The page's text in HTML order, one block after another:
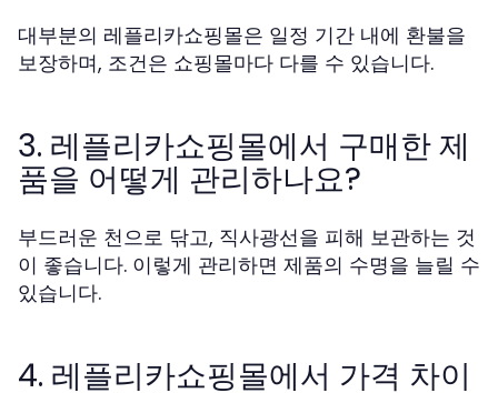
대부분의 레플리카쇼핑몰은 일정 기간 내에 환불을
보장하며, 조건은 쇼핑몰마다 다를 수 있습니다.
3. 레플리카쇼핑몰에서 구매한 제
품을 어떻게 관리하나요?
부드러운 천으로 닦고, 직사광선을 피해 보관하는 것
이 좋습니다. 이렇게 관리하면 제품의 수명을 늘릴 수
있습니다.
4. 레플리카쇼핑몰에서 가격 차이